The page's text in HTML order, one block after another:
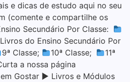
e dicas de estudo aqui no seu
(comente e compartilhe os
Secundário Por Classe:
do Ensino Secundário Por
9ª Classe; 10ª Classe;
11ª
a nossa página
Gostar ▶ Livros e Módulos